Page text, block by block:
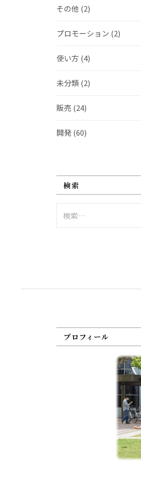
その他 (2)
プロモーション (2)
使い方 (4)
未分類 (2)
販売 (24)
開発(60)
検索
索:
プロフィール